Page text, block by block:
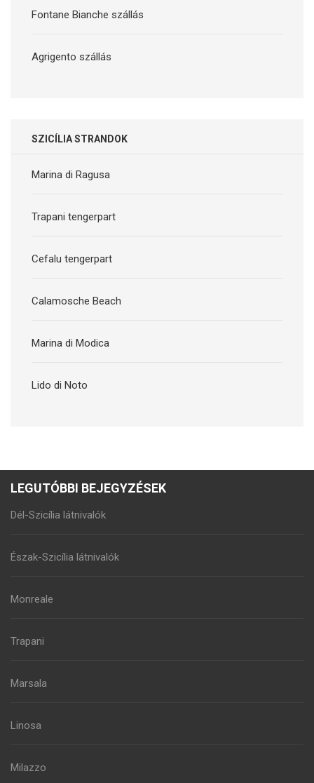
Fontane Bianche szállás
Agrigento szállás
SZICÍLIA STRANDOK
Marina di Ragusa
Trapani tengerpart
Cefalu tengerpart
Calamosche Beach
Marina di Modica
Lido di Noto
LEGUTÓBBI BEJEGYZÉSEK
Dél-Szicília látnivalók
Észak-Szicília látnivalók
Monreale
Trapani
Marsala
Linosa
Milazzo